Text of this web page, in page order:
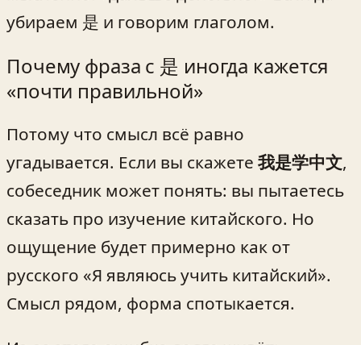
убираем 是 и говорим глаголом.
Почему фраза с 是 иногда кажется
«почти правильной»
Потому что смысл всё равно
угадывается. Если вы скажете 我是学中文,
собеседник может понять: вы пытаетесь
сказать про изучение китайского. Но
ощущение будет примерно как от
русского «Я являюсь учить китайский».
Смысл рядом, форма спотыкается.